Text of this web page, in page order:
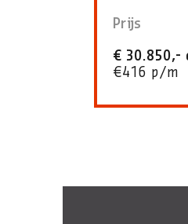
Prijs
€ 30.850,-
€416 p/m